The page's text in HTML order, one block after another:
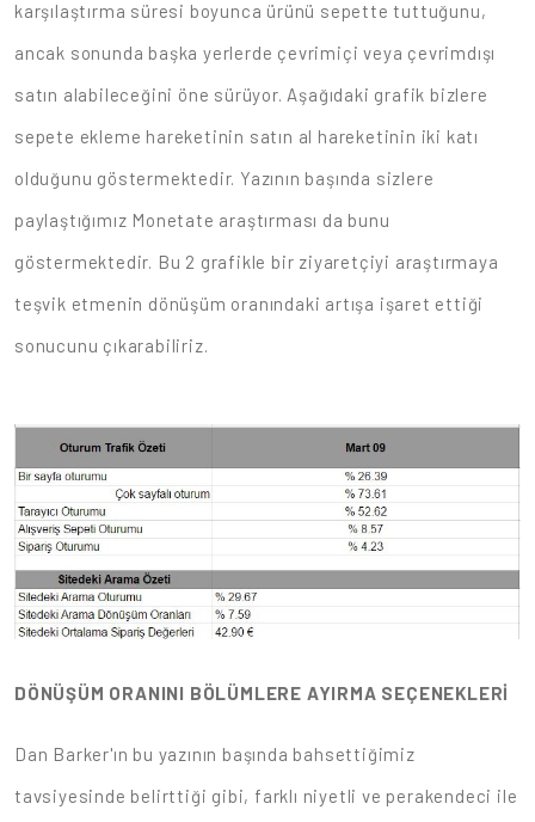
karşılaştırma süresi boyunca ürünü sepette tuttuğunu,
ancak sonunda başka yerlerde çevrimiçi veya çevrimdışı
satın alabileceğini öne sürüyor. Aşağıdaki grafik bizlere
sepete ekleme hareketinin satın al hareketinin iki katı
olduğunu göstermektedir. Yazının başında sizlere
paylaştığımız Monetate araştırması da bunu
göstermektedir. Bu 2 grafikle bir ziyaretçiyi araştırmaya
teşvik etmenin dönüşüm oranındaki artışa işaret ettiği
sonucunu çıkarabiliriz.
DÖNÜŞÜM ORANINI BÖLÜMLERE AYIRMA SEÇENEKLERİ
Dan Barker'ın bu yazının başında bahsettiğimiz
tavsiyesinde belirttiği gibi, farklı niyetli ve perakendeci ile